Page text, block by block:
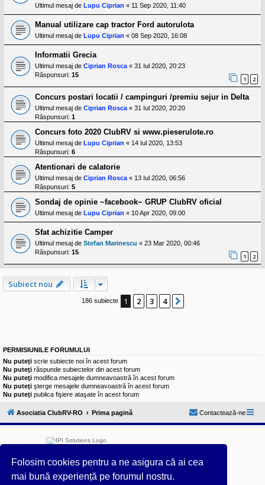
Folosim cookies pentru a ne asigura că ai cea
mai bună experiență pe forumul nostru.
Ultimul mesaj de Lupu Ciprian « 11 Sep 2020, 11:40
Manual utilizare cap tractor Ford autorulota
Ultimul mesaj de Lupu Ciprian « 08 Sep 2020, 16:08
Informatii Grecia
Ultimul mesaj de Ciprian Rosca « 31 Iul 2020, 20:23
Răspunsuri: 15
1 2
Concurs postari locatii / campinguri /premiu sejur in Delta
Ultimul mesaj de Ciprian Rosca « 31 Iul 2020, 20:20
Răspunsuri: 1
Concurs foto 2020 ClubRV si www.pieserulote.ro
Ultimul mesaj de Lupu Ciprian « 14 Iul 2020, 13:53
Răspunsuri: 6
Atentionari de calatorie
Ultimul mesaj de Ciprian Rosca « 13 Iul 2020, 06:56
Răspunsuri: 5
Sondaj de opinie ~facebook~ GRUP ClubRV oficial
Ultimul mesaj de Lupu Ciprian « 10 Apr 2020, 09:00
Sfat achizitie Camper
Ultimul mesaj de Stefan Marinescu « 23 Mar 2020, 00:46
Răspunsuri: 15
1 2
Subiect nou
186 subiecte 1 2 3 4
PERMISIUNILE FORUMULUI
Nu puteţi scrie subiecte noi în acest forum
Nu puteţi răspunde subiectelor din acest forum
Nu puteţi modifica mesajele dumneavoastră în acest forum
Nu puteţi şterge mesajele dumneavoastră în acest forum
Nu puteţi publica fişiere ataşate în acest forum
Asociatia ClubRV-RO Prima pagină Contactează-ne